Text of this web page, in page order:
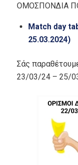
ΟΜΟΣΠΟΝΔΙΑ
Match day
25.03.2024)
Σάς
23/03/24 – 25/